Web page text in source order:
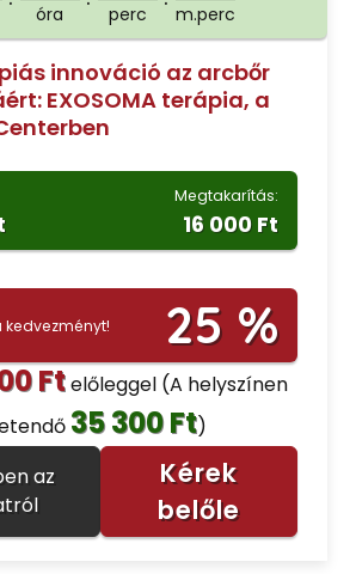
óra perc m.perc
innováció az arcbőr
EXOSOMA terápia, a
Megtakarítás:
16 000 Ft
25 %
Ftelőleggel (A helyszínen
35 300 Ft)
az
Kérek
belőle